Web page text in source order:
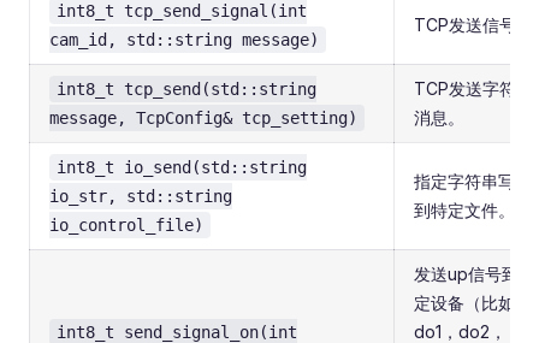
int8_t tcp_send_signal(int
cam_id, std::string message)
TCP发送信号。
int8_t tcp_send(std::string
message, TcpConfig& tcp_setting)
TCP发送字符串
消息。
int8_t io_send(std::string
io_str, std::string
io_control_file)
指定字符串写入
到特定文件。
int8_t send_signal_on(int
发送up信号到指
定设备（比如
do1，do2，